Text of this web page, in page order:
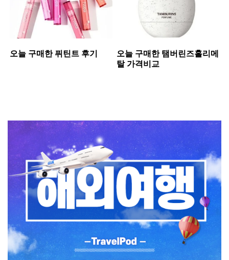
오늘 구매한 퓌틴트 후기
오늘 구매한 탬버린즈홀리메
탈 가격비교